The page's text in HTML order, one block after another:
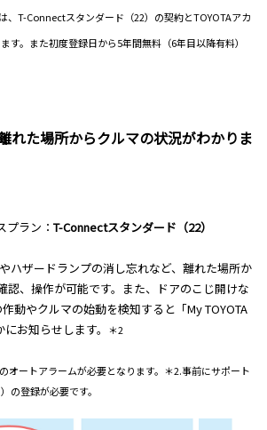
、T-Connectスタンダード（22）の契約とTOYOTAアカ
す。また初度登録日から5年間無料（6年目以降有料）
れた場所からクルマの状況がわかりま
プラン： T-Connectスタンダード（22）
ハザードランプの消し忘れなど、離れた場所か
認、操作が可能です。また、ドアのこじ開けな
作動やクルマの始動を検知すると「My TOYOTA
お知らせします。
＊2
オートアラームが必要となります。＊2.事前にサポート
の登録が必要です。